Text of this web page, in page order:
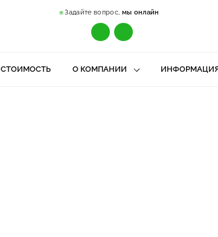
Задайте вопрос, мы онлайн
СТОИМОСТЬ О КОМПАНИИ